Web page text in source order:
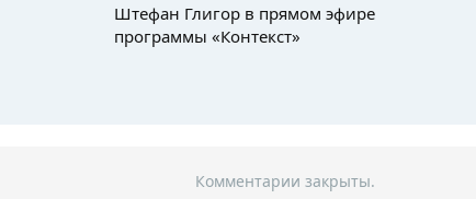
Штефан Глигор в прямом эфире
программы «Контекст»
Комментарии закрыты.